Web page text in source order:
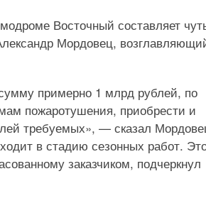
Восточный составляет
Мордовец,
примерно 1 млрд рублей, по
пожаротушения, приобрести и
требуемых», — сказал
в стадию сезонных работ.
заказчиком, подчеркнул